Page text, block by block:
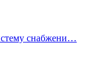
снабжени…